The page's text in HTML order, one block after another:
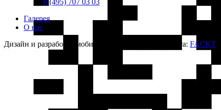
8 (495) 707 03 03
Галерея
О нас
Дизайн и разработка мобильных приложений и сайта: FACKT